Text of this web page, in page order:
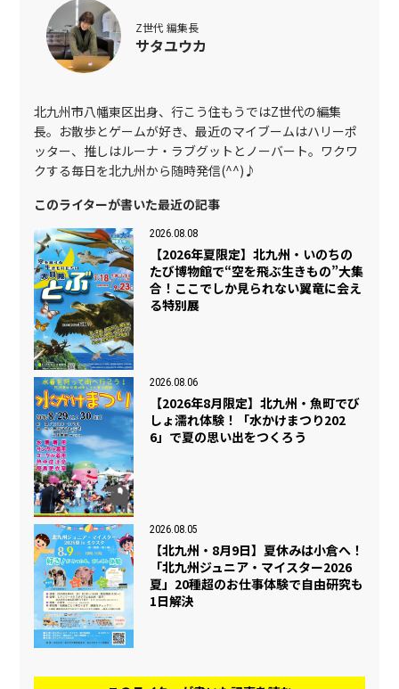
Z世代 編集長
サタユウカ
北九州市八幡東区出身、行こう住もうではZ世代の編集
長。お散歩とゲームが好き、最近のマイブームはハリーポ
ッター、推しはルーナ・ラブグットとノーバート。ワクワ
クする毎日を北九州から随時発信(^^)♪
このライターが書いた最近の記事
2026.08.08
【2026年夏限定】北九州・いのちの
たび博物館で“空を飛ぶ生きもの”大集
合！ここでしか見られない翼竜に会え
る特別展
2026.08.06
【2026年8月限定】北九州・魚町でび
しょ濡れ体験！「水かけまつり202
6」で夏の思い出をつくろう
2026.08.05
【北九州・8月9日】夏休みは小倉へ！
「北九州ジュニア・マイスター2026
夏」20種超のお仕事体験で自由研究も
1日解決